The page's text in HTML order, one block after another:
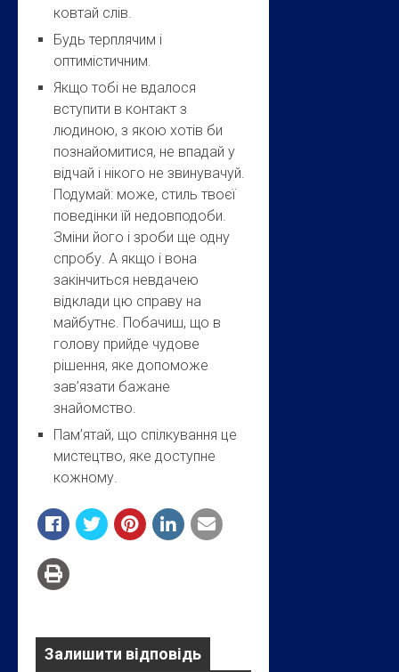
ковтай слів.
Будь терплячим і
оптимістичним.
Якщо тобі не вдалося
вступити в контакт з
людиною, з якою хотів би
познайомитися, не впадай у
відчай і нікого не звинувачуй.
Подумай: може, стиль твоєї
поведінки їй недовподоби.
Зміни його і зроби ще одну
спробу. А якщо і вона
закінчиться невдачею
відклади цю справу на
майбутнє. Побачиш, що в
голову прийде чудове
рішення, яке допоможе
зав’язати бажане
знайомство.
Пам’ятай, що спілкування це
мистецтво, яке доступне
кожному.
Залишити відповідь